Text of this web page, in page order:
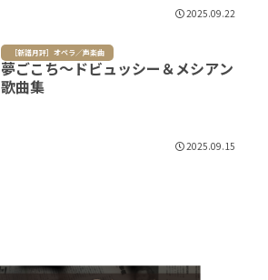
2025.09.22
［新譜月評］オペラ／声楽曲
夢ごこち～ドビュッシー＆メシアン
歌曲集
2025.09.15